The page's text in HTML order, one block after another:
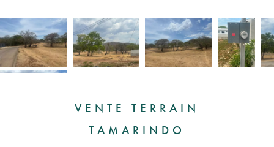
VENTE TERRAIN
TAMARINDO